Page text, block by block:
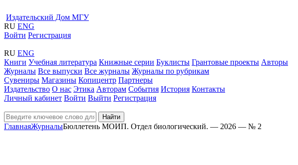
Издательский Дом МГУ
RU ENG
Войти Регистрация
RU ENG
Книги Учебная литература Книжные серии Буклисты Грантовые проекты Авторы
Журналы Все выпуски Все журналы Журналы по рубрикам
Сувениры Магазины Копицентр Партнеры
Издательство О нас Этика Авторам События История Контакты
Личный кабинет Войти Выйти Регистрация
Найти
ГлавнаяЖурналыБюллетень МОИП. Отдел биологический. — 2026 — № 2